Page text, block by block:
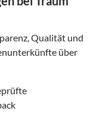
Qualität und
über